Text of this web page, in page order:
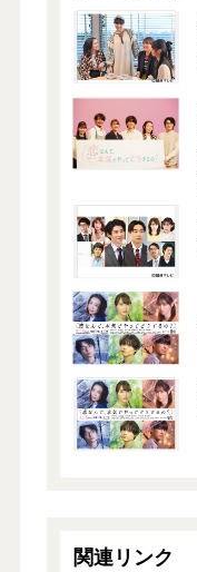
関連リンク